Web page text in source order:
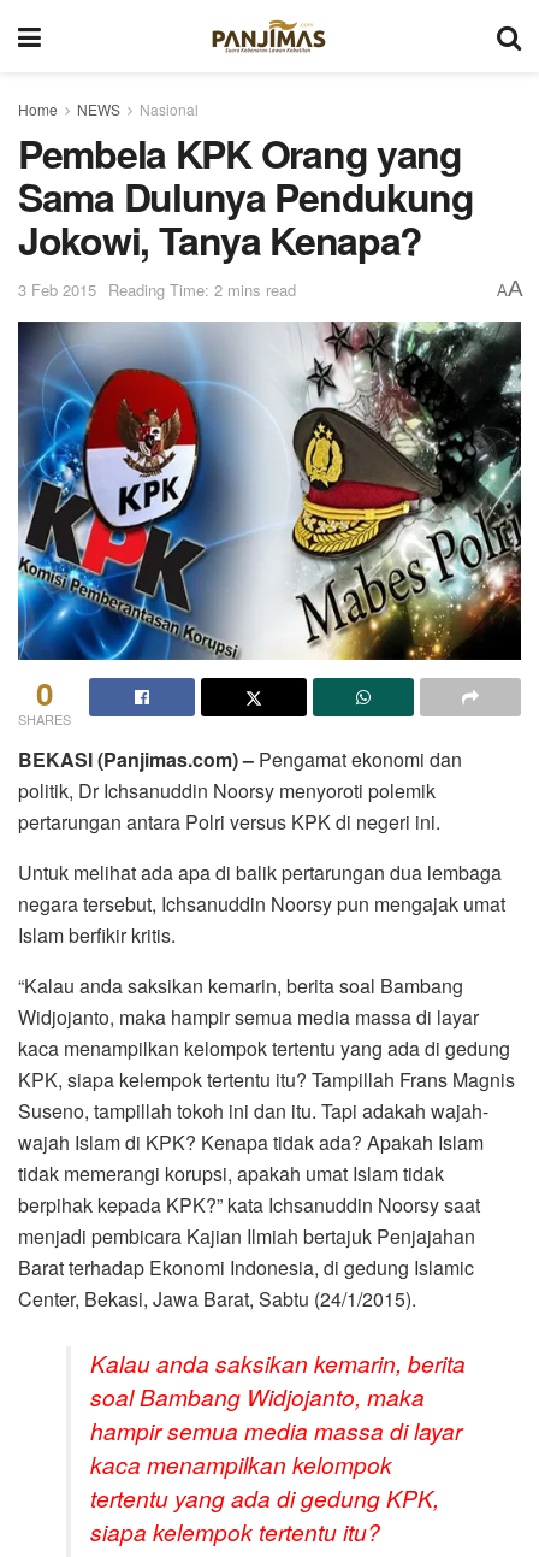
Home NEWS Nasional
Pembela KPK Orang yang
Sama Dulunya Pendukung
Jokowi, Tanya Kenapa?
3 Feb 2015 Reading Time: 2 mins read AA
0
SHARES
BEKASI (Panjimas.com) – Pengamat ekonomi dan
politik, Dr Ichsanuddin Noorsy menyoroti polemik
pertarungan antara Polri versus KPK di negeri ini.
Untuk melihat ada apa di balik pertarungan dua lembaga
negara tersebut, Ichsanuddin Noorsy pun mengajak umat
Islam berfikir kritis.
“Kalau anda saksikan kemarin, berita soal Bambang
Widjojanto, maka hampir semua media massa di layar
kaca menampilkan kelompok tertentu yang ada di gedung
KPK, siapa kelempok tertentu itu? Tampillah Frans Magnis
Suseno, tampillah tokoh ini dan itu. Tapi adakah wajah-
wajah Islam di KPK? Kenapa tidak ada? Apakah Islam
tidak memerangi korupsi, apakah umat Islam tidak
berpihak kepada KPK?” kata Ichsanuddin Noorsy saat
menjadi pembicara Kajian Ilmiah bertajuk Penjajahan
Barat terhadap Ekonomi Indonesia, di gedung Islamic
Center, Bekasi, Jawa Barat, Sabtu (24/1/2015).
Kalau anda saksikan kemarin, berita
soal Bambang Widjojanto, maka
hampir semua media massa di layar
kaca menampilkan kelompok
tertentu yang ada di gedung KPK,
siapa kelempok tertentu itu?